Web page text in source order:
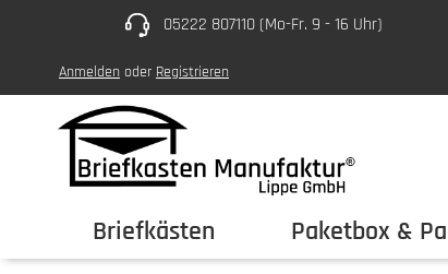
Hauptinhalt springen
Zur Hauptnavigation springen05222 807110 (Mo-Fr. 9 - 16 Uhr)
Anmelden oder Registrieren
Briefkästen Paketbox &